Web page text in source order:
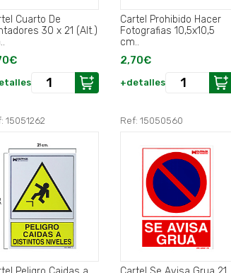
Cuarto De
30 x 21 (Alt.)
Cartel Prohibido Hacer
Fotografias 10,5x10,5
cm..
2,70€
+detalles
15051262 Ref: 15050560